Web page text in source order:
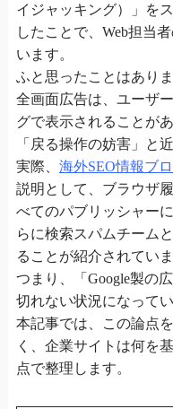
イジャッキング）」を
したことで、Web担当
います。
ふと思ったことはあり
全画面広告は、ユーザ
グで表示されることが
「戻る操作の妨害」と
実際、 海外SEO情報ブ
説明として、ブラウザ
べてのパブリッシャー
らに検索スパムチーム
ることが紹介されていま
つまり、「Google製の
切れない状況になって
本記事では、この論点
く、企業サイトは何を
点で整理します。